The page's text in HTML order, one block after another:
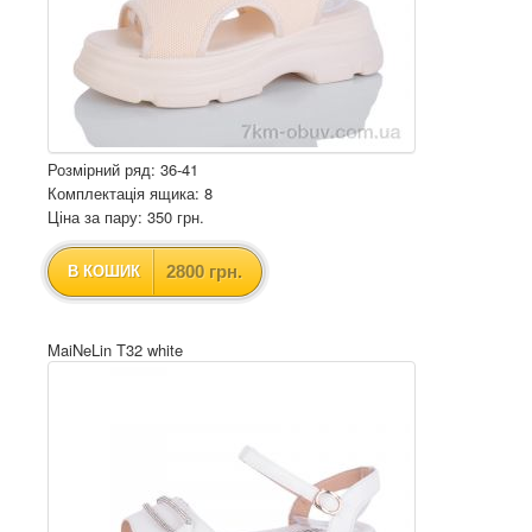
Розмірний ряд: 36-41
Комплектація ящика: 8
Ціна за пару: 350 грн.
В КОШИК 2800 грн.
MaiNeLin T32 white